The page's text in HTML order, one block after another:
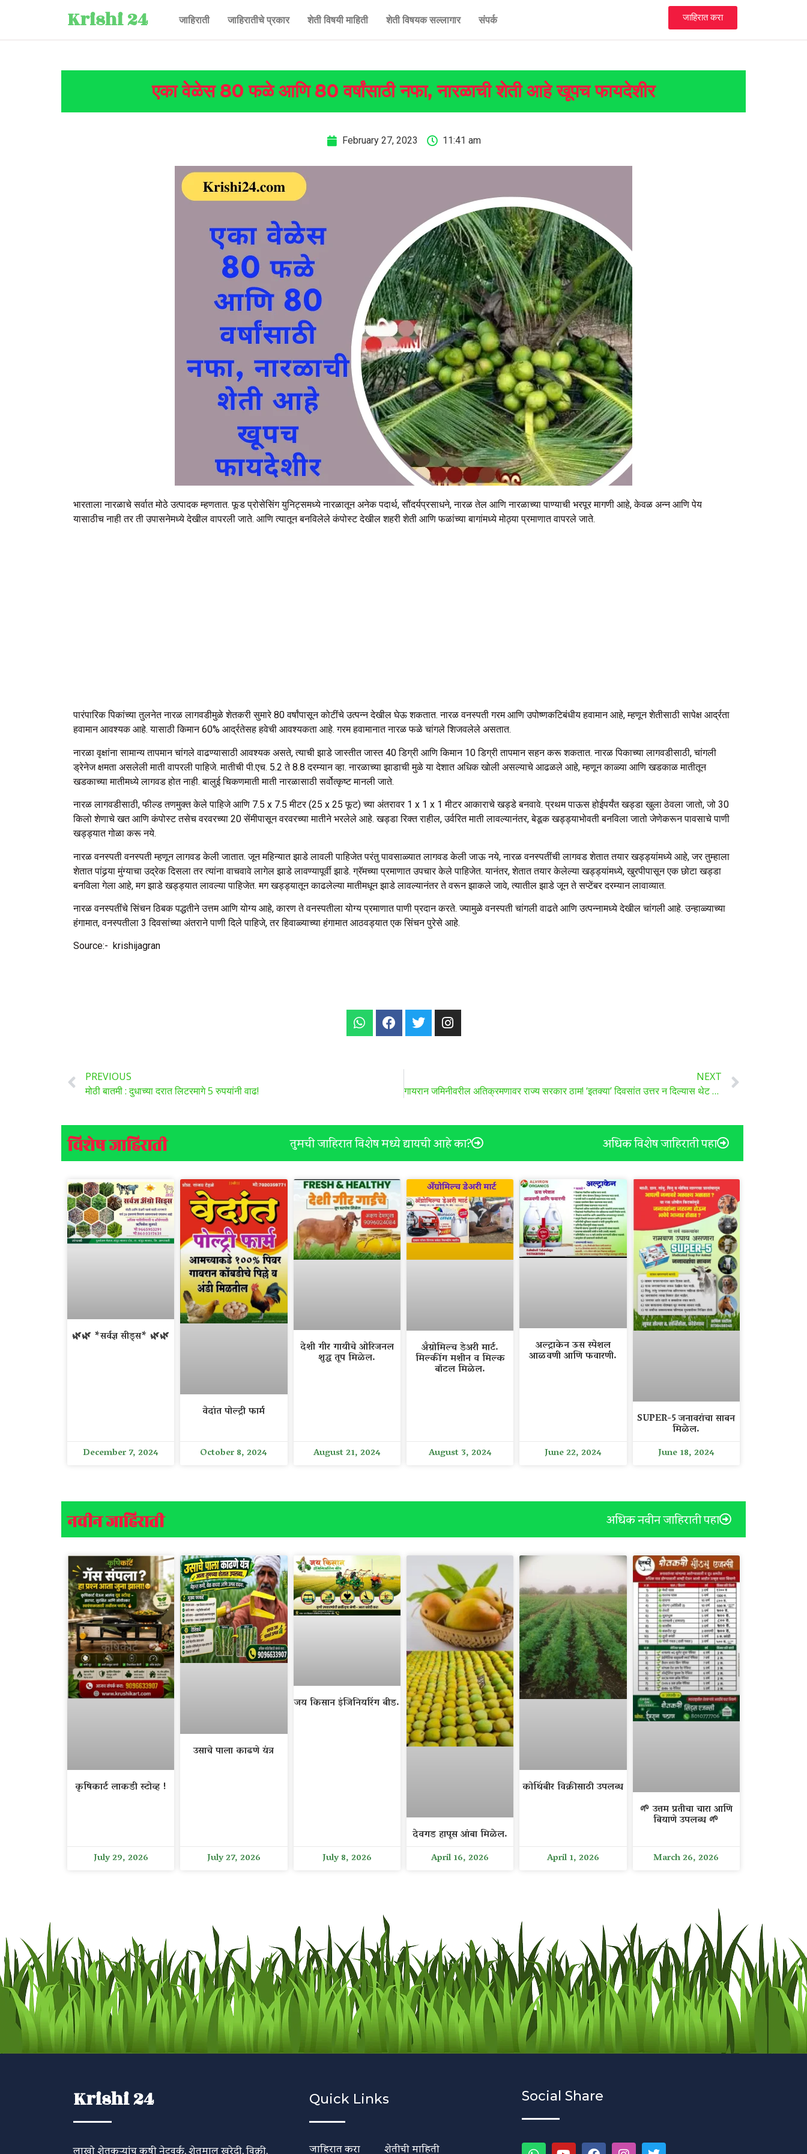
Krishi 24 जाहिराती जाहिरातीचे प्रकार शेती विषयी माहिती शेती विषयक सल्लागार संपर्क जाहिरात करा
एका वेळेस 80 फळे आणि 80 वर्षांसाठी नफा, नारळाची शेती आहे खूपच फायदेशीर
February 27, 2023 11:41 am
भारताला नारळाचे सर्वात मोठे उत्पादक म्हणतात. फूड प्रोसेसिंग युनिट्समध्ये नारळातून अनेक पदार्थ, सौंदर्यप्रसाधने, नारळ तेल आणि नारळाच्या पाण्याची भरपूर मागणी आहे, केवळ अन्न आणि पेय
यासाठीच नाही तर ती उपासनेमध्ये देखील वापरली जाते. आणि त्यातून बनविलेले कंपोस्ट देखील शहरी शेती आणि फळांच्या बागांमध्ये मोठ्या प्रमाणात वापरले जाते.
पारंपारिक पिकांच्या तुलनेत नारळ लागवडीमुळे शेतकरी सुमारे 80 वर्षांपासून कोटींचे उत्पन्न देखील घेऊ शकतात. नारळ वनस्पती गरम आणि उपोष्णकटिबंधीय हवामान आहे, म्हणून शेतीसाठी सापेक्ष आर्द्रता
हवामान आवश्यक आहे. यासाठी किमान 60% आर्द्रतेसह हवेची आवश्यकता आहे. गरम हवामानात नारळ फळे चांगले शिजवलेले असतात.
नारळा वृक्षांना सामान्य तापमान चांगले वाढण्यासाठी आवश्यक असते, त्याची झाडे जास्तीत जास्त 40 डिग्री आणि किमान 10 डिग्री तापमान सहन करू शकतात. नारळ पिकाच्या लागवडीसाठी, चांगली
ड्रेनेज क्षमता असलेली माती वापरली पाहिजे. मातीची पी.एच. 5.2 ते 8.8 दरम्यान व्हा. नारळाच्या झाडाची मुळे या देशात अधिक खोली असल्याचे आढळले आहे, म्हणून काळ्या आणि खडकाळ मातीतून
खडकाच्या मातीमध्ये लागवड होत नाही. बालुई चिकणमाती माती नारळासाठी सर्वोत्कृष्ट मानली जाते.
नारळ लागवडीसाठी, फील्ड तणमुक्त केले पाहिजे आणि 7.5 x 7.5 मीटर (25 x 25 फूट) च्या अंतरावर 1 x 1 x 1 मीटर आकाराचे खड्डे बनवावे. प्रथम पाऊस होईपर्यंत खड्डा खुला ठेवला जातो, जो 30
किलो शेणाचे खत आणि कंपोस्ट तसेच वरवरच्या 20 सेंमीपासून वरवरच्या मातीने भरलेले आहे. खड्डा रिक्त राहील, उर्वरित माती लावल्यानंतर, बेडूक खड्ड्याभोवती बनविला जातो जेणेकरून पावसाचे पाणी
खड्ड्यात गोळा करू नये.
नारळ वनस्पती वनस्पती म्हणून लागवड केली जातात. जून महिन्यात झाडे लावली पाहिजेत परंतु पावसाळ्यात लागवड केली जाऊ नये, नारळ वनस्पतींची लागवड शेतात तयार खड्ड्यांमध्ये आहे, जर तुम्हाला
शेतात पांढर्‍या मुंग्याचा उद्रेक दिसला तर त्यांना वाचवावे लागेल झाडे लावण्यापूर्वी झाडे. ग्रॅमच्या प्रमाणात उपचार केले पाहिजेत. यानंतर, शेतात तयार केलेल्या खड्ड्यांमध्ये, खुरपीपासून एक छोटा खड्डा
बनविला गेला आहे, मग झाडे खड्ड्यात लावल्या पाहिजेत. मग खड्ड्यातून काढलेल्या मातीमधून झाडे लावल्यानंतर ते वरून झाकले जावे, त्यातील झाडे जून ते सप्टेंबर दरम्यान लावाव्यात.
नारळ वनस्पतींचे सिंचन ठिबक पद्धतीने उत्तम आणि योग्य आहे, कारण ते वनस्पतीला योग्य प्रमाणात पाणी प्रदान करते. ज्यामुळे वनस्पती चांगली वाढते आणि उत्पन्नामध्ये देखील चांगली आहे. उन्हाळ्याच्या
हंगामात, वनस्पतीला 3 दिवसांच्या अंतराने पाणी दिले पाहिजे, तर हिवाळ्याच्या हंगामात आठवड्यात एक सिंचन पुरेसे आहे.
Source:- krishijagran
PREVIOUS
मोठी बातमी : दुधाच्या दरात लिटरमागे 5 रुपयांनी वाढ!
NEXT
गायरान जमिनीवरील अतिक्रमणावर राज्य सरकार ठाम! ‘इतक्या’ दिवसांत उत्तर न दिल्यास थेट कायदेशीर कारवाई
विशेष जाहिराती तुमची जाहिरात विशेष मध्ये द्यायची आहे का? अधिक विशेष जाहिराती पहा
🌿🌿 *सर्वज्ञ सीड्स* 🌿🌿
December 7, 2024
वेदांत पोल्ट्री फार्म
October 8, 2024
देशी गीर गायीचे ओरिजनल
शुद्ध तूप मिळेल.
August 21, 2024
अँग्रोमिल्च डेअरी मार्ट.
मिल्कींग मशीन व मिल्क
बॉटल मिळेल.
August 3, 2024
अल्ट्राकेन ऊस स्पेशल
आळवणी आणि फवारणी.
June 22, 2024
SUPER-5 जनावरांचा साबन
मिळेल.
June 18, 2024
नवीन जाहिराती अधिक नवीन जाहिराती पहा
कृषिकार्ट लाकडी स्टोव्ह !
July 29, 2026
उसाचे पाला काढणे यंत्र
July 27, 2026
जय किसान इंजिनियरिंग बीड.
July 8, 2026
देवगड हापूस आंबा मिळेल.
April 16, 2026
कोथिंबीर विक्रीसाठी उपलब्ध
April 1, 2026
🌱 उत्तम प्रतीचा चारा आणि
बियाणे उपलब्ध 🌱
March 26, 2026
Krishi 24
लाखो शेतकऱ्यांच कृषी नेटवर्क, शेतमाल खरेदी, विक्री,
Quick Links
जाहिरात करा शेतीची माहिती
Social Share